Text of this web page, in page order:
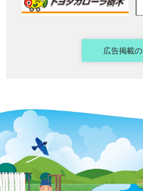
広告掲載